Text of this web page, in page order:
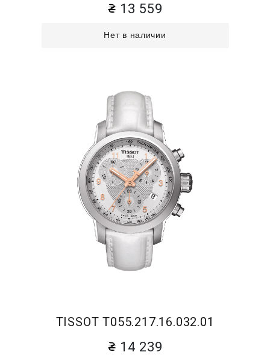
13 559
Нет в наличии
TISSOT T055.217.16.032.01
14 239